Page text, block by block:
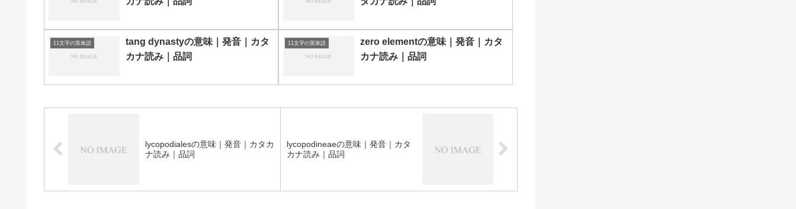
11文字の英単語
tang dynastyの意味｜発音｜カタ
カナ読み｜品詞
11文字の英単語
zero elementの意味｜発音｜カタ
カナ読み｜品詞
lycopodialesの意味｜発音｜カタカ
ナ読み｜品詞
lycopodineaeの意味｜発音｜カタ
カナ読み｜品詞